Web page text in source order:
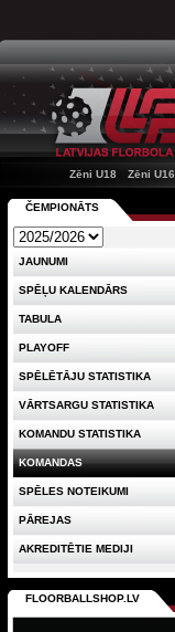
Zēni U18
Zēni U16
ČEMPIONĀTS
JAUNUMI
SPĒĻU KALENDĀRS
TABULA
PLAYOFF
SPĒLĒTĀJU STATISTIKA
VĀRTSARGU STATISTIKA
KOMANDU STATISTIKA
KOMANDAS
SPĒLES NOTEIKUMI
PĀREJAS
AKREDITĒTIE MEDIJI
FLOORBALLSHOP.LV